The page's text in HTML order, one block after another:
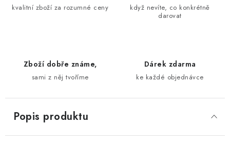
kvalitní zboží za rozumné ceny
když nevíte, co konkrétně
darovat
Zboží dobře známe,
sami z něj tvoříme
Dárek zdarma
ke každé objednávce
Popis produktu